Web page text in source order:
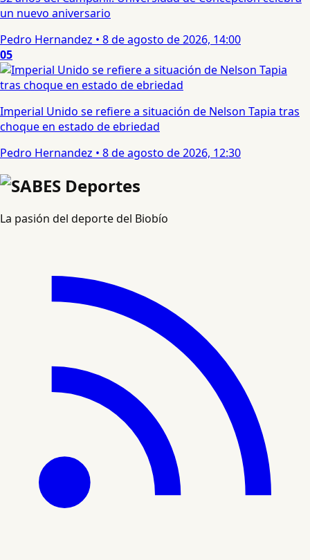
un nuevo aniversario
Pedro Hernandez • 8 de agosto de 2026, 14:00
05
Imperial Unido se refiere a situación de Nelson Tapia tras
choque en estado de ebriedad
Pedro Hernandez • 8 de agosto de 2026, 12:30
La pasión del deporte del Biobío